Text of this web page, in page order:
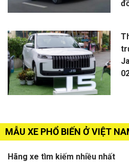
MẪU XE PHỔ BIẾN Ở VIỆT
Hãng xe tìm kiếm nhiều nhất